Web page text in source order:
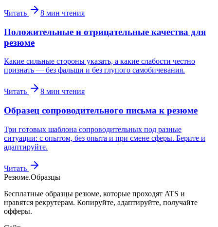
Читать 8 мин чтения
Положительные и отрицательные качества для
резюме
Какие сильные стороны указать, а какие слабости честно
признать — без фальши и без глупого самобичевания.
Читать 8 мин чтения
Образец сопроводительного письма к резюме
Три готовых шаблона сопроводительных под разные
ситуации: с опытом, без опыта и при смене сферы. Берите и
адаптируйте.
Читать
Резюме.Образцы
Бесплатные образцы резюме, которые проходят ATS и
нравятся рекрутерам. Копируйте, адаптируйте, получайте
офферы.